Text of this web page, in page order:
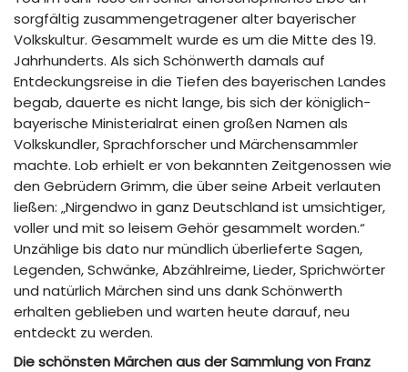
sorgfältig zusammengetragener alter bayerischer
Volkskultur. Gesammelt wurde es um die Mitte des 19.
Jahrhunderts. Als sich Schönwerth damals auf
Entdeckungsreise in die Tiefen des bayerischen Landes
begab, dauerte es nicht lange, bis sich der königlich-
bayerische Ministerialrat einen großen Namen als
Volkskundler, Sprachforscher und Märchensammler
machte. Lob erhielt er von bekannten Zeitgenossen wie
den Gebrüdern Grimm, die über seine Arbeit verlauten
ließen: „Nirgendwo in ganz Deutschland ist umsichtiger,
voller und mit so leisem Gehör gesammelt worden.“
Unzählige bis dato nur mündlich überlieferte Sagen,
Legenden, Schwänke, Abzählreime, Lieder, Sprichwörter
und natürlich Märchen sind uns dank Schönwerth
erhalten geblieben und warten heute darauf, neu
entdeckt zu werden.
Die schönsten Märchen aus der Sammlung von Franz